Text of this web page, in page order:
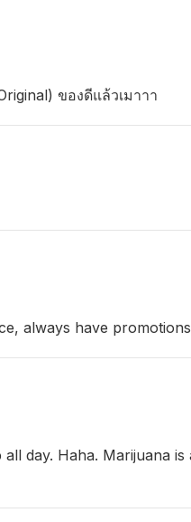
ของดีแล้วเมาาา
always have
day. Haha. Marijuana